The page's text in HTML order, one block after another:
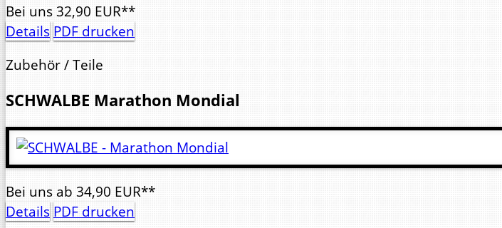
Bei uns32,90 EUR**
Details PDF drucken
Zubehör / Teile
SCHWALBE Marathon Mondial
Bei unsab 34,90 EUR**
Details PDF drucken